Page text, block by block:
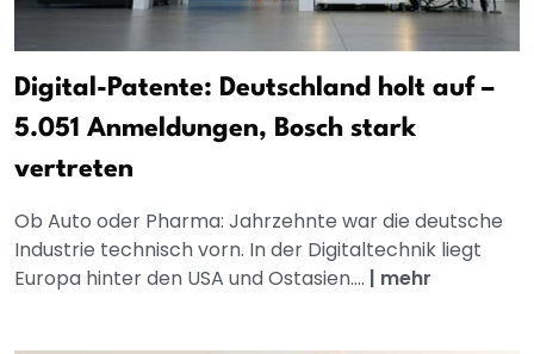
Digital-Patente: Deutschland holt auf –
5.051 Anmeldungen, Bosch stark
vertreten
Ob Auto oder Pharma: Jahrzehnte war die deutsche
Industrie technisch vorn. In der Digitaltechnik liegt
Europa hinter den USA und Ostasien.... | mehr